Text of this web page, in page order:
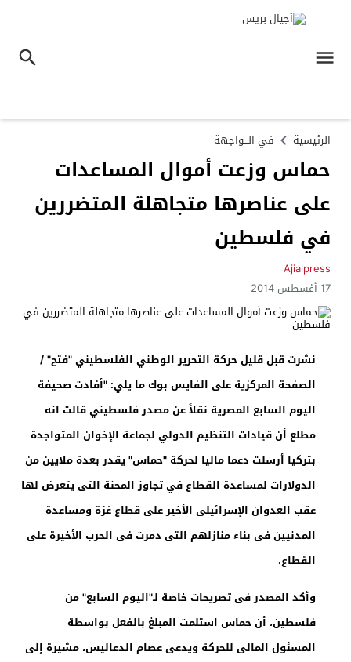
الرئيسية في الـــواجهة
حماس وزعت أموال المساعدات
في فلسطين
Ajialpress
17 أغسطس 2014
نشرت قبل قليل حركة التحرير الوطني الفلسطيني "فتح" /
الصفحة المركزية على الفايس بوك ما يلي: "أفادت صحيفة
اليوم السابع المصرية نقلاً عن مصدر فلسطيني قالت انه
مطلع أن قيادات التنظيم الدولي لجماعة الإخوان المتواجدة
بتركيا أرسلت دعما ماليا لحركة "حماس" يقدر بعدة ملايين من
الدولارات لمساعدة القطاع في تجاوز المحنة التى يتعرض لها
عقب العدوان الإسرائيلى الأخير على قطاع غزة ومساعدة
المدنيين فى بناء منازلهم التى دمرت فى الحرب الأخيرة على
القطاع.
وأكد المصدر فى تصريحات خاصة لـ"اليوم السابع" من
فلسطين، أن حماس استلمت المبلغ بالفعل بواسطة
المسئول المالى للحركة ويدعى عصام الدعاليس، مشيرة إلى